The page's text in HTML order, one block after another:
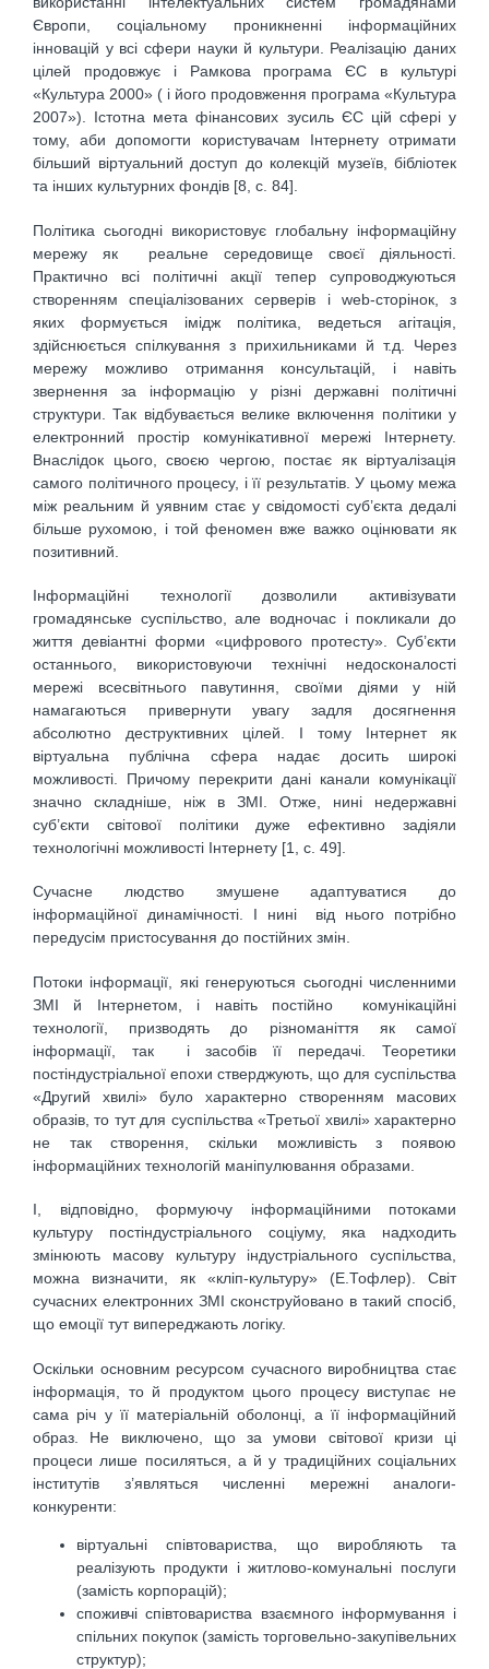
Європи, соціальному проникненні інформаційних
інновацій у всі сфери науки й культури. Реалізацію даних
цілей продовжує і Рамкова програма ЄС в культурі
«Культура 2000» ( і його продовження програма «Культура
2007»). Істотна мета фінансових зусиль ЄС цій сфері у
тому, аби допомогти користувачам Інтернету отримати
більший віртуальний доступ до колекцій музеїв, бібліотек
та інших культурних фондів [8, с. 84].
Політика сьогодні використовує глобальну інформаційну
мережу як реальне середовище своєї діяльності.
Практично всі політичні акції тепер супроводжуються
створенням спеціалізованих серверів і web-сторінок, з
яких формується імідж політика, ведеться агітація,
здійснюється спілкування з прихильниками й т.д. Через
мережу можливо отримання консультацій, і навіть
звернення за інформацію у різні державні політичні
структури. Так відбувається велике включення політики у
електронний простір комунікативної мережі Інтернету.
Внаслідок цього, своєю чергою, постає як віртуалізація
самого політичного процесу, і її результатів. У цьому межа
між реальним й уявним стає у свідомості суб’єкта дедалі
більше рухомою, і той феномен вже важко оцінювати як
позитивний.
Інформаційні технології дозволили активізувати
громадянське суспільство, але водночас і покликали до
життя девіантні форми «цифрового протесту». Суб’єкти
останнього, використовуючи технічні недосконалості
мережі всесвітнього павутиння, своїми діями у ній
намагаються привернути увагу задля досягнення
абсолютно деструктивних цілей. І тому Інтернет як
віртуальна публічна сфера надає досить широкі
можливості. Причому перекрити дані канали комунікації
значно складніше, ніж в ЗМІ. Отже, нині недержавні
суб’єкти світової політики дуже ефективно задіяли
технологічні можливості Інтернету [1, с. 49].
Сучасне людство змушене адаптуватися до
інформаційної динамічності. І нині від нього потрібно
передусім пристосування до постійних змін.
Потоки інформації, які генеруються сьогодні численними
ЗМІ й Інтернетом, і навіть постійно комунікаційні
технології, призводять до різноманіття як самої
інформації, так і засобів її передачі. Теоретики
постіндустріальної епохи стверджують, що для суспільства
«Другий хвилі» було характерно створенням масових
образів, то тут для суспільства «Третьої хвилі» характерно
не так створення, скільки можливість з появою
інформаційних технологій маніпулювання образами.
І, відповідно, формуючу інформаційними потоками
культуру постіндустріального соціуму, яка надходить
змінюють масову культуру індустріального суспільства,
можна визначити, як «кліп-культуру» (Е.Тофлер). Світ
сучасних електронних ЗМІ сконструйовано в такий спосіб,
що емоції тут випереджають логіку.
Оскільки основним ресурсом сучасного виробництва стає
інформація, то й продуктом цього процесу виступає не
сама річ у її матеріальній оболонці, а її інформаційний
образ. Не виключено, що за умови світової кризи ці
процеси лише посиляться, а й у традиційних соціальних
інститутів з’являться численні мережні аналоги-
конкуренти:
віртуальні співтовариства, що виробляють та
реалізують продукти і житлово-комунальні послуги
(замість корпорацій);
споживчі співтовариства взаємного інформування і
спільних покупок (замість торговельно-закупівельних
структур);